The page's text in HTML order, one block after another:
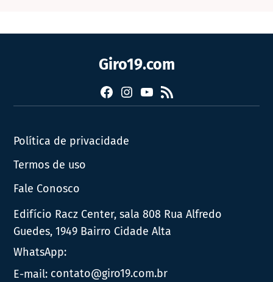
Giro19.com
FacebookInstagram
YouTube
RSS
Política de privacidade
Termos de uso
Fale Conosco
Edifício Racz Center, sala 808 Rua Alfredo
Guedes, 1949 Bairro Cidade Alta
WhatsApp:
E-mail: contato@giro19.com.br